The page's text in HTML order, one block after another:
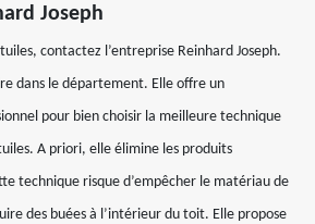
Joseph
contactez l’entreprise Reinhard Joseph.
dans le département. Elle offre un
pour bien choisir la meilleure technique
A priori, elle élimine les produits
technique risque d’empêcher le matériau de
des buées à l’intérieur du toit. Elle propose